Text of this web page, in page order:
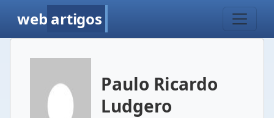
web artigos
Paulo Ricardo
Ludgero